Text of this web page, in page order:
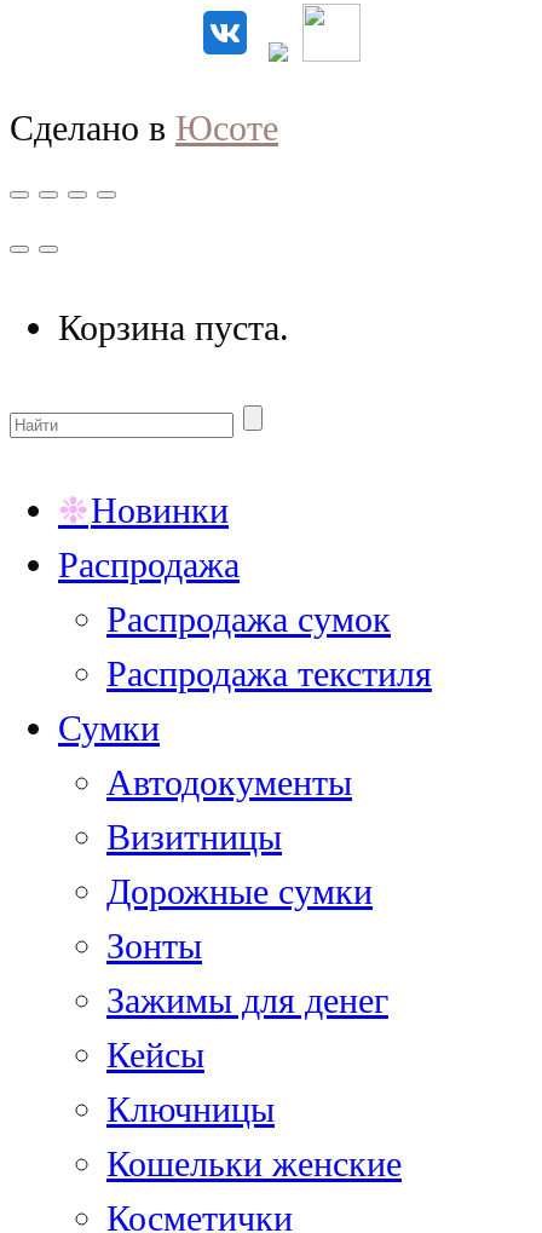
Сделано в Юсоте
Корзина пуста.
Новинки
Распродажа
Распродажа сумок
Распродажа текстиля
Сумки
Автодокументы
Визитницы
Дорожные сумки
Зонты
Зажимы для денег
Кейсы
Ключницы
Кошельки женские
Косметички